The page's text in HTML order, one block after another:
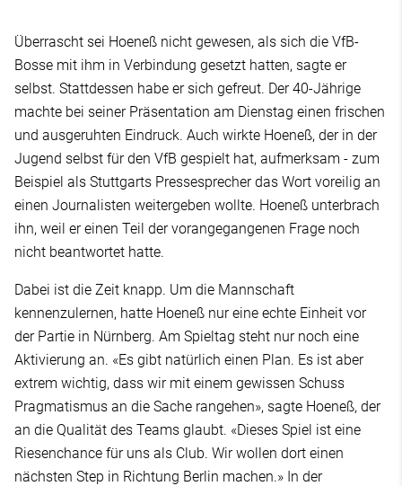
Überrascht sei Hoeneß nicht gewesen, als sich die VfB-
Bosse mit ihm in Verbindung gesetzt hatten, sagte er
selbst. Stattdessen habe er sich gefreut. Der 40-Jährige
machte bei seiner Präsentation am Dienstag einen frischen
und ausgeruhten Eindruck. Auch wirkte Hoeneß, der in der
Jugend selbst für den VfB gespielt hat, aufmerksam - zum
Beispiel als Stuttgarts Pressesprecher das Wort voreilig an
einen Journalisten weitergeben wollte. Hoeneß unterbrach
ihn, weil er einen Teil der vorangegangenen Frage noch
nicht beantwortet hatte.
Dabei ist die Zeit knapp. Um die Mannschaft
kennenzulernen, hatte Hoeneß nur eine echte Einheit vor
der Partie in Nürnberg. Am Spieltag steht nur noch eine
Aktivierung an. «Es gibt natürlich einen Plan. Es ist aber
extrem wichtig, dass wir mit einem gewissen Schuss
Pragmatismus an die Sache rangehen», sagte Hoeneß, der
an die Qualität des Teams glaubt. «Dieses Spiel ist eine
Riesenchance für uns als Club. Wir wollen dort einen
nächsten Step in Richtung Berlin machen.» In der